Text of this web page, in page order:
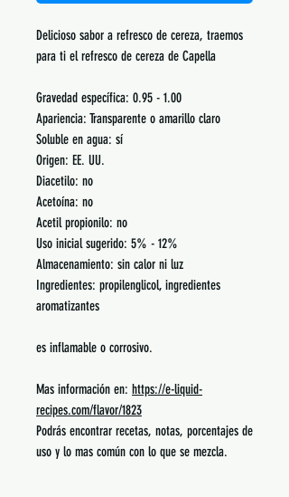
Delicioso sabor a refresco de cereza, traemos
para ti el refresco de cereza de Capella
Gravedad específica: 0.95 - 1.00
Apariencia: Transparente o amarillo claro
Soluble en agua: sí
Origen: EE. UU.
Diacetilo: no
Acetoína: no
Acetil propionilo: no
Uso inicial sugerido: 5% - 12%
Almacenamiento: sin calor ni luz
Ingredientes: propilenglicol, ingredientes
aromatizantes
es inflamable o corrosivo.
Mas información en: https://e-liquid-
recipes.com/flavor/1823
Podrás encontrar recetas, notas, porcentajes de
uso y lo mas común con lo que se mezcla.